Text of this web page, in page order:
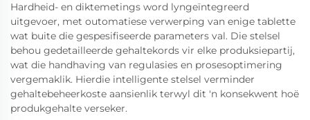
Hardheid- en diktemetings word lyngeïntegreerd
uitgevoer, met outomatiese verwerping van enige tablette
wat buite die gespesifiseerde parameters val. Die stelsel
behou gedetailleerde gehaltekords vir elke produksiepartij,
wat die handhaving van regulasies en prosesoptimering
vergemaklik. Hierdie intelligente stelsel verminder
gehaltebeheerkoste aansienlik terwyl dit 'n konsekwent hoë
produkgehalte verseker.